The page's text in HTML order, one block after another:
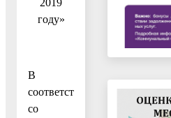
году»
В
соответствии
со